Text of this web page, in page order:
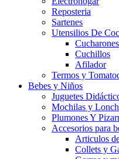
Reposteria
Sartenes
Utensilios De
Cucharones
Cuchillos
Afilador
Termos y
Bebes y Niños
Juguetes
Mochilas y
Plumones Y
Accesorios para
Articulos
Collets y